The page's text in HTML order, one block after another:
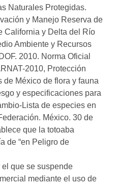
Naturales Protegidas.
y Manejo Reserva de
California y Delta del Río
Ambiente y Recursos
2010. Norma Oficial
2010, Protección
México de flora y fauna
y especificaciones para
Lista de especies en
México. 30 de
que la totoaba
de “en Peligro de
el que se suspende
mediante el uso de